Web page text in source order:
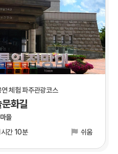
체험 파주관광코스
화길
을
시간 10분 쉬움